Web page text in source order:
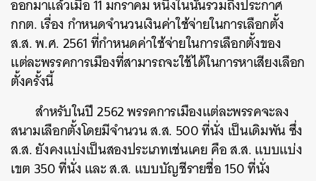
ออกมาแล้วเมื่อ 11 มกราคม หนึ่งในนั้นรวมถึงประกาศ
กกต. เรื่อง กำหนดจำนวนเงินค่าใช้จ่ายในการเลือกตั้ง
ส.ส. พ.ศ. 2561 ที่กำหนดค่าใช้จ่ายในการเลือกตั้งของ
แต่ละพรรคการเมืองที่สามารถจะใช้ได้ในการหาเสียงเลือก
ตั้งครั้งนี้
สำหรับในปี 2562 พรรคการเมืองแต่ละพรรคจะลง
สนามเลือกตั้งโดยมีจำนวน ส.ส. 500 ที่นั่ง เป็นเดิมพัน ซึ่ง
ส.ส. ยังคงแบ่งเป็นสองประเภทเช่นเคย คือ ส.ส. แบบแบ่ง
เขต 350 ที่นั่ง และ ส.ส. แบบบัญชีรายชื่อ 150 ที่นั่ง